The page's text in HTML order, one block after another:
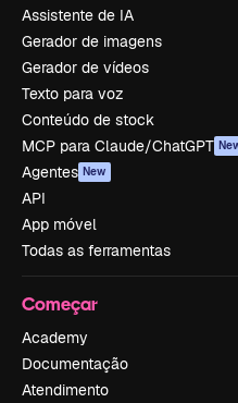
Assistente de IA
Gerador de imagens
Gerador de vídeos
Texto para voz
Conteúdo de stock
MCP para Claude/ChatGPT
Agentes New
API
App móvel
Todas as ferramentas
Começar
Academy
Documentação
Atendimento